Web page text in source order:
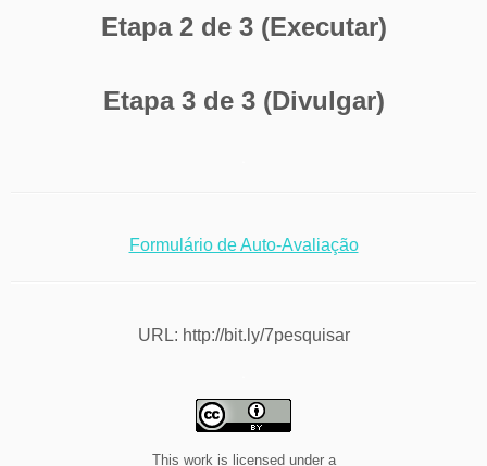
Etapa 2 de 3 (Executar)
Etapa 3 de 3 (Divulgar)
Formulário de Auto-Avaliação
URL: http://bit.ly/7pesquisar
This work is licensed under a